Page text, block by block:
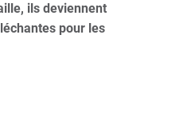
ils deviennent
pour les